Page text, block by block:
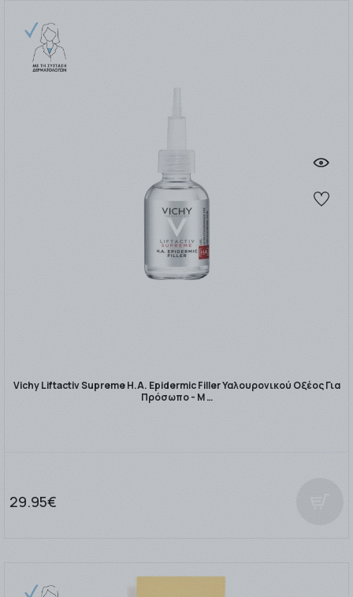
Vichy Liftactiv Supreme H.A. Epidermic Filler Υαλουρονικού Οξέος Για
Πρόσωπο - Μ …
29.95€